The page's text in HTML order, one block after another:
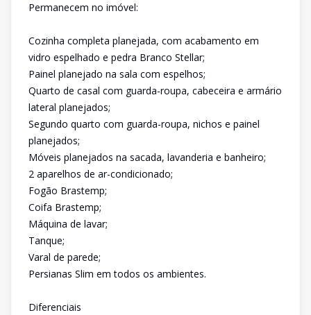
Permanecem no imóvel:
Cozinha completa planejada, com acabamento em
vidro espelhado e pedra Branco Stellar;
Painel planejado na sala com espelhos;
Quarto de casal com guarda-roupa, cabeceira e armário
lateral planejados;
Segundo quarto com guarda-roupa, nichos e painel
planejados;
Móveis planejados na sacada, lavanderia e banheiro;
2 aparelhos de ar-condicionado;
Fogão Brastemp;
Coifa Brastemp;
Máquina de lavar;
Tanque;
Varal de parede;
Persianas Slim em todos os ambientes.
Diferenciais